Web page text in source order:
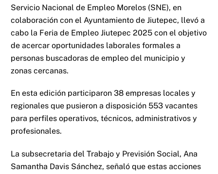
Servicio Nacional de Empleo Morelos (SNE), en
colaboración con el Ayuntamiento de Jiutepec, llevó a
cabo la Feria de Empleo Jiutepec 2025 con el objetivo
de acercar oportunidades laborales formales a
personas buscadoras de empleo del municipio y
zonas cercanas.
En esta edición participaron 38 empresas locales y
regionales que pusieron a disposición 553 vacantes
para perfiles operativos, técnicos, administrativos y
profesionales.
La subsecretaria del Trabajo y Previsión Social, Ana
Samantha Davis Sánchez, señaló que estas acciones